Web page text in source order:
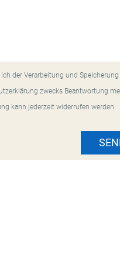
der Verarbeitung und
zwecks Beantwortung
kann jederzeit widerrufen werden.